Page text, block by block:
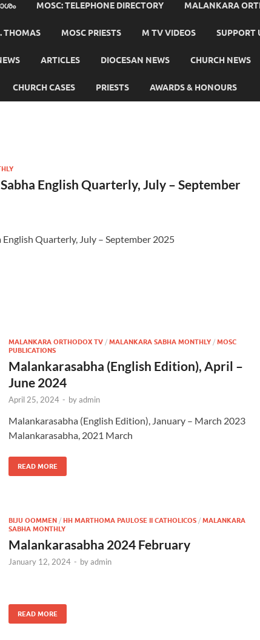
MOSC: TELEPHONE DIRECTORY MALANKARA
THOMAS MOSC PRIESTS M TV VIDEOS SUPPORT
ARTICLES DIOCESAN NEWS CHURCH NEWS
CHURCH CASES PRIESTS AWARDS & HONOURS
English Quarterly, July – September
English Quarterly, July – September 2025
MALANKARA ORTHODOX TV / MALANKARA SABHA MONTHLY / MOSC
PUBLICATIONS
Malankarasabha (English Edition), April –
June 2024
April 25, 2024 - byadmin
Malankarasabha (English Edition), January – March 2023
Malankarasabha, 2021 March
READ MORE
BIJU OOMMEN / HH MARTHOMA PAULOSE II CATHOLICOS / MALANKARA
SABHA MONTHLY
Malankarasabha 2024 February
January 12, 2024 - byadmin
READ MORE